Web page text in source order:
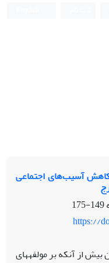
آسیب‌های اجتماعی
149-175
https://
از آن­که بر مولفه­های